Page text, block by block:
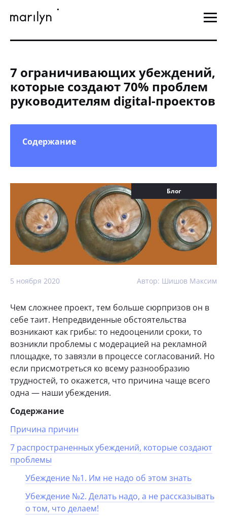
7 ограничивающих убеждений,
которые создают 70% проблем
руководителям digital-проектов
Содержание
Блог
5 ноября 2020 Автор: Шишов Максим
Чем сложнее проект, тем больше сюрпризов он в
себе таит. Непредвиденные обстоятельства
возникают как грибы: то недооценили сроки, то
возникли проблемы с модерацией на рекламной
площадке, то завязли в процессе согласований. Но
если присмотреться ко всему разнообразию
трудностей, то окажется, что причина чаще всего
одна — наши убеждения.
Содержание
Причина причин
7 распространенных убеждений, которые создают
проблемы
Убеждение №1. Им не надо об этом знать
Убеждение №2. Делать надо, а не рассказывать
о том, что делаем!